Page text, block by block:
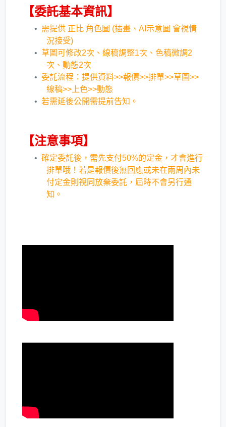
【委託基本資訊】
需提供 正比 角色圖 (插畫、AI示意圖 會視情
況接受)
草圖可修改2次、線稿調整1次、色稿微調2
次、動態2次
委託流程：提供資料>>報價>>排單>>草圖>>
線稿>>上色>>動態
若需延後公開需提前告知。​
【注意事項】
​確定委託後，需先支付50%的定金，才會進行
排單哦！ 若是報價後無回應或未在兩周內未
付定金則視同放棄委託，屆時不會另行通
知。